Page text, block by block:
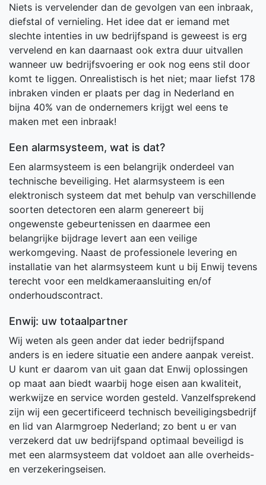
Niets is vervelender dan de gevolgen van een inbraak,
diefstal of vernieling. Het idee dat er iemand met
slechte intenties in uw bedrijfspand is geweest is erg
vervelend en kan daarnaast ook extra duur uitvallen
wanneer uw bedrijfsvoering er ook nog eens stil door
komt te liggen. Onrealistisch is het niet; maar liefst 178
inbraken vinden er plaats per dag in Nederland en
bijna 40% van de ondernemers krijgt wel eens te
maken met een inbraak!
Een alarmsysteem, wat is dat?
Een alarmsysteem is een belangrijk onderdeel van
technische beveiliging. Het alarmsysteem is een
elektronisch systeem dat met behulp van verschillende
soorten detectoren een alarm genereert bij
ongewenste gebeurtenissen en daarmee een
belangrijke bijdrage levert aan een veilige
werkomgeving. Naast de professionele levering en
installatie van het alarmsysteem kunt u bij Enwij tevens
terecht voor een meldkameraansluiting en/of
onderhoudscontract.
Enwij: uw totaalpartner
Wij weten als geen ander dat ieder bedrijfspand
anders is en iedere situatie een andere aanpak vereist.
U kunt er daarom van uit gaan dat Enwij oplossingen
op maat aan biedt waarbij hoge eisen aan kwaliteit,
werkwijze en service worden gesteld. Vanzelfsprekend
zijn wij een gecertificeerd technisch beveiligingsbedrijf
en lid van Alarmgroep Nederland; zo bent u er van
verzekerd dat uw bedrijfspand optimaal beveiligd is
met een alarmsysteem dat voldoet aan alle overheids-
en verzekeringseisen.